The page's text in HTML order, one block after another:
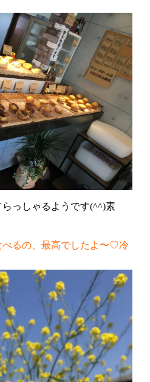
っしゃるようです(^^)素
べるの、最高でしたよ〜♡冷